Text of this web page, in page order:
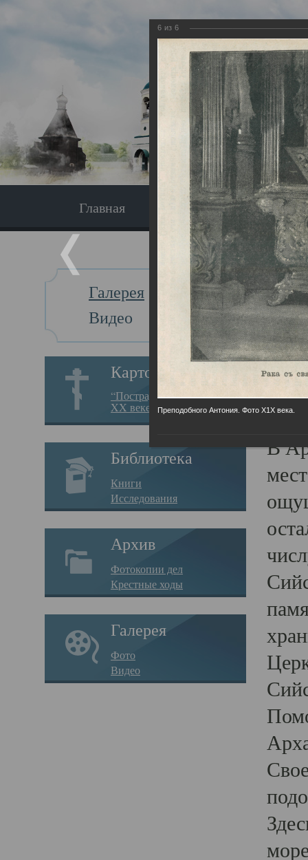
Главная Экскурсия
Галерея
Видео
Картотека
“Пострадавшие за веру в
XX веке на Севере”
Библиотека
Книги
Исследования
Архив
Фотокопии дел
Крестные ходы
Галерея
Фото
Видео
Главная
В
6 из 6
Преподобного Антония. Фото Х1Х века.